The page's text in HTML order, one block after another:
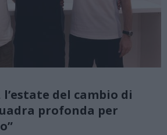
del cambio di
profonda per